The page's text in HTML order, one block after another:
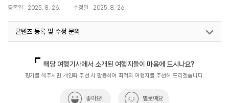
등록일 : 2025. 8. 26. 수정일 : 2025. 8. 26.
콘텐츠 등록 및 수정 문의
해당 여행기사에서 소개된 여행지들이 마음에 드시나요?
평가를 해주시면 개인화 추천 시 활용하여 최적의 여행지를 추천해 드리겠습니다.
좋아요! 별로예요